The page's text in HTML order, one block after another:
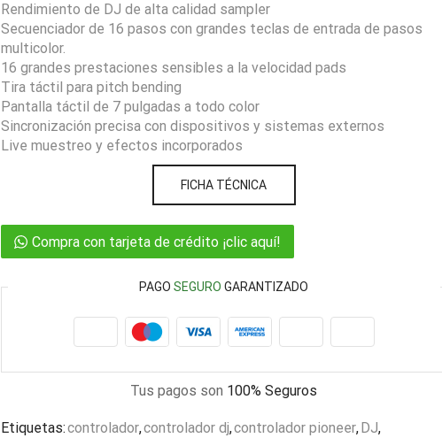
Rendimiento de DJ de alta calidad sampler
Secuenciador de 16 pasos con grandes teclas de entrada de pasos
multicolor.
16 grandes prestaciones sensibles a la velocidad pads
Tira táctil para pitch bending
Pantalla táctil de 7 pulgadas a todo color
Sincronización precisa con dispositivos y sistemas externos
Live muestreo y efectos incorporados
FICHA TÉCNICA
Compra con tarjeta de crédito ¡clic aquí!
PAGOSEGURO GARANTIZADO
Tus pagos son 100% Seguros
Etiquetas:controlador,controlador dj,controlador pioneer, DJ,